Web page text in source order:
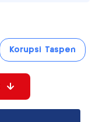
Korupsi Taspen